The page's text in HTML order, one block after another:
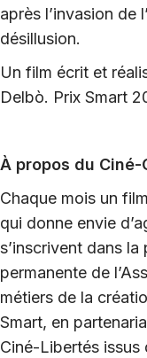
après l’invasion de
désillusion.
Un film écrit et
Delbò. Prix Smart
À propos du Ciné-
Chaque mois un
qui donne envie
s’inscrivent dans
permanente de
métiers de la
Smart, en
Ciné-Libertés issus